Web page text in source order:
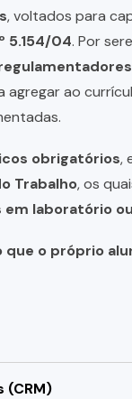
, voltados para
5.154/04. Por
agregar ao
obrigatórios,
Trabalho, os
laboratório
que o próprio
(CRM)